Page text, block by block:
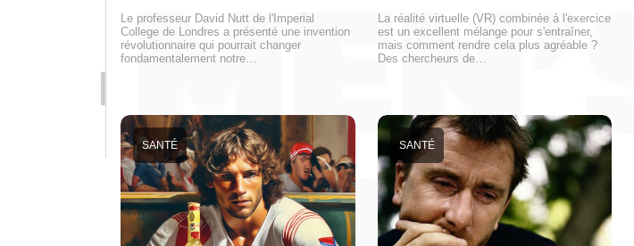
Le professeur David Nutt de l'Imperial
College de Londres a présenté une invention
révolutionnaire qui pourrait changer
fondamentalement notre…
La réalité virtuelle (VR) combinée à l'exercice
est un excellent mélange pour s'entraîner,
mais comment rendre cela plus agréable ?
Des chercheurs de…
SANTÉ SANTÉ